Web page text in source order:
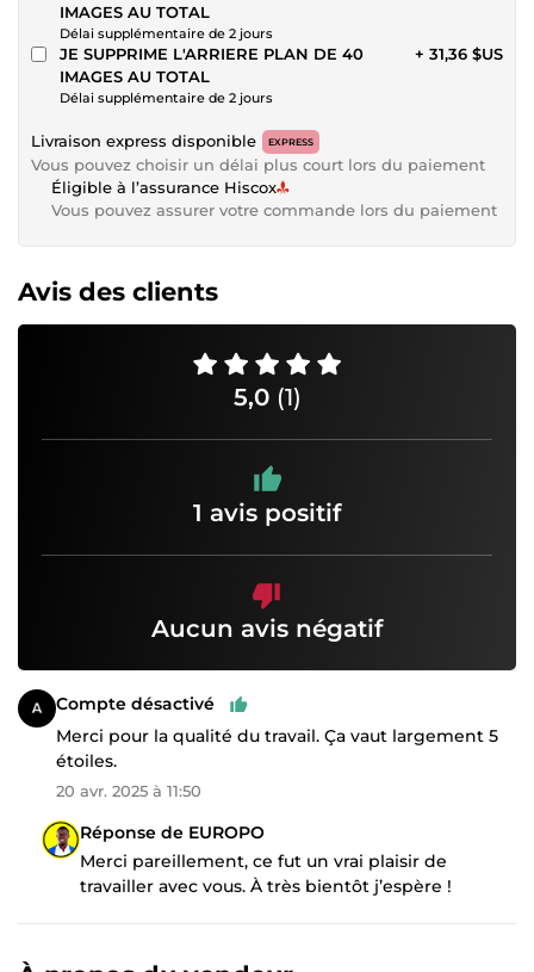
IMAGES AU TOTAL
Délai supplémentaire de 2 jours
JE SUPPRIME L'ARRIERE PLAN DE 40
IMAGES AU TOTAL
Délai supplémentaire de 2 jours
+ 31,36 $US
Livraison express disponible EXPRESS
Vous pouvez choisir un délai plus court lors du paiement
Éligible à l’assurance Hiscox
Vous pouvez assurer votre commande lors du paiement
Avis des clients
5,0 (1)
1 avis positif
Aucun avis négatif
Compte désactivé
Merci pour la qualité du travail. Ça vaut largement 5
étoiles.
20 avr. 2025 à 11:50
Réponse de EUROPO
Merci pareillement, ce fut un vrai plaisir de
travailler avec vous. À très bientôt j’espère !